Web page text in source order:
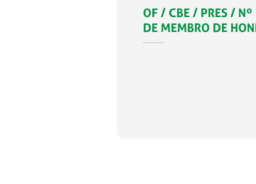
OF / CBE / PRES /
DE MEMBRO DE